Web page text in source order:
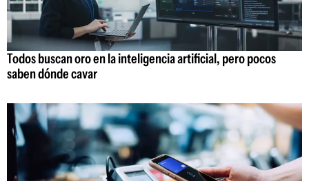
Todos buscan oro en la inteligencia artificial, pero pocos
saben dónde cavar